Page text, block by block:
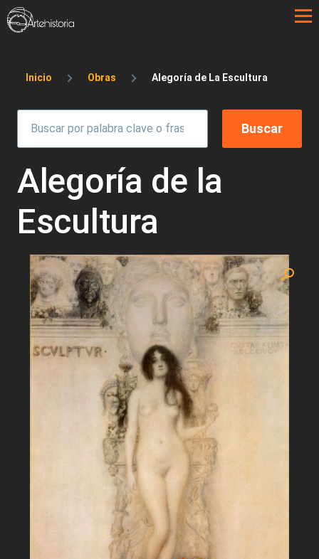
Pasar al contenido principal
Sobrescribir enlaces de ayuda a la
Inicio Obras Alegoría de La Escultura
Alegoría de la
Escultura